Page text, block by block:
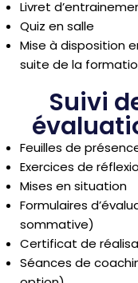
Livret
Quiz en salle
Mise à disposition
suite de la
Suivi
Feuilles de
Exercices de
Mises en situation
Formulaires
sommative)
Certificat de
Séances de